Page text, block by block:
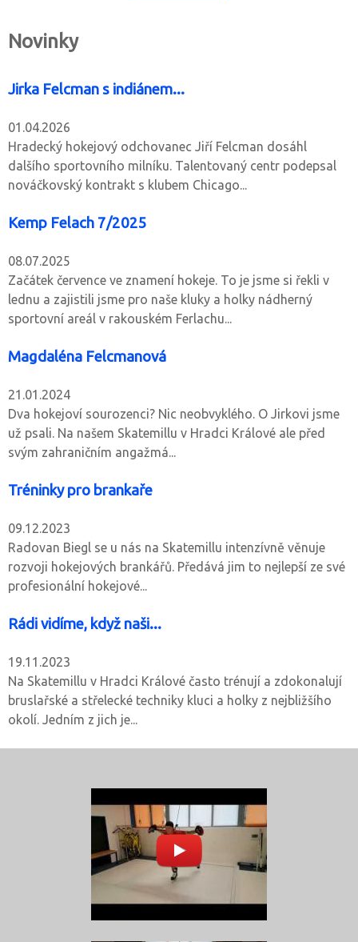
Novinky
Jirka Felcman s indiánem...
01.04.2026
Hradecký hokejový odchovanec Jiří Felcman dosáhl
dalšího sportovního milníku. Talentovaný centr podepsal
nováčkovský kontrakt s klubem Chicago...
Kemp Felach 7/2025
08.07.2025
Začátek července ve znamení hokeje. To je jsme si řekli v
lednu a zajistili jsme pro naše kluky a holky nádherný
sportovní areál v rakouském Ferlachu...
Magdaléna Felcmanová
21.01.2024
Dva hokejoví sourozenci? Nic neobvyklého. O Jirkovi jsme
už psali. Na našem Skatemillu v Hradci Králové ale před
svým zahraničním angažmá...
Tréninky pro brankaře
09.12.2023
Radovan Biegl se u nás na Skatemillu intenzívně věnuje
rozvoji hokejových brankářů. Předává jim to nejlepší ze své
profesionální hokejové...
Rádi vidíme, když naši...
19.11.2023
Na Skatemillu v Hradci Králové často trénují a zdokonalují
bruslařské a střelecké techniky kluci a holky z nejbližšího
okolí. Jedním z jich je...